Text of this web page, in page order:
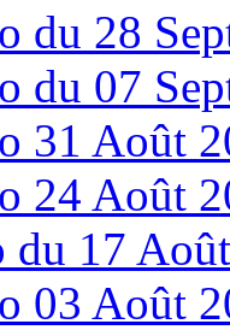
du 28
du 07
31 Août
24 Août
du 17
03 Août